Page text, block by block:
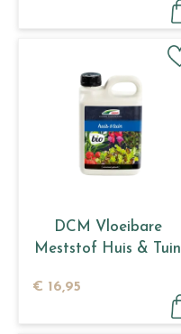
DCM Vloeibare
Meststof Huis & Tuin
€ 16,95